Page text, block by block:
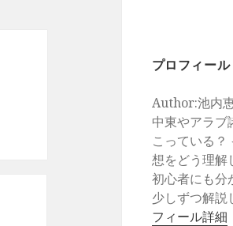
プロフィール
Author:池内
中東やアラブ
こっている？
想をどう理解
初心者にも分
少しずつ解説
フィール詳細